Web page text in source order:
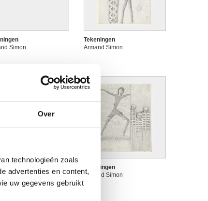
Over
technologieën zoals
advertenties en content,
uw gegevens gebruikt
Simon
Tekeningen
Armand Simon
Simon
Tekeningen
Armand Simon